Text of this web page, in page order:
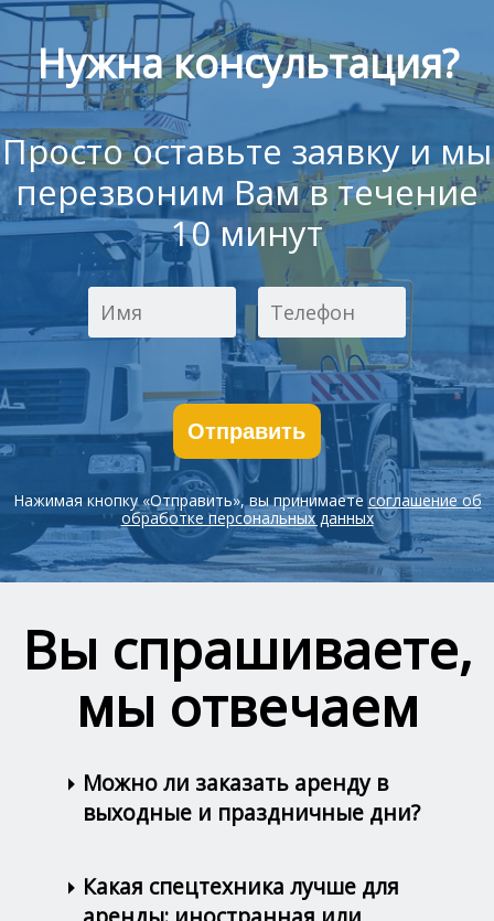
Нужна консультация?
Просто оставьте заявку и мы
перезвоним Вам в течение
10 минут
Отправить
Нажимая кнопку «Отправить», вы принимаете соглашение об
обработке персональных данных
Вы спрашиваете,
мы отвечаем
Можно ли заказать аренду в
выходные и праздничные дни?
Какая спецтехника лучше для